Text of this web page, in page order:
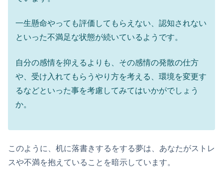
一生懸命やっても評価してもらえない、認知されない
といった不満足な状態が続いているようです。
自分の感情を抑えるよりも、その感情の発散の仕方
や、受け入れてもらうやり方を考える、環境を変更す
るなどといった事を考慮してみてはいかがでしょう
か。
このように、机に落書きするをする夢は、あなたがストレ
スや不満を抱えていることを暗示しています。